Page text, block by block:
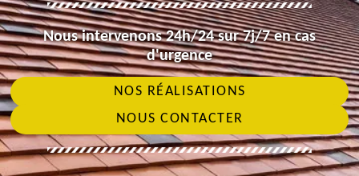
Nous intervenons 24h/24 sur 7j/7 en cas
d'urgence
NOS RÉALISATIONS
NOUS CONTACTER